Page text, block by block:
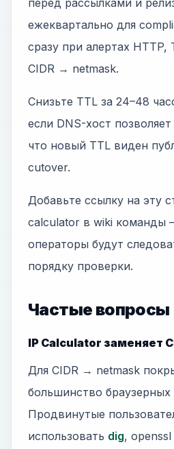
перед рассылками и
ежеквартально для
сразу при алертах HTTP,
CIDR → netmask.
Снизьте TTL за 24–48
если DNS-хост
что новый TTL виден
cutover.
Добавьте ссылку на эту
calculator в wiki команды
операторы будут
порядку проверки.
Частые вопросы
IP Calculator заменяет
Для CIDR → netmask
большинство браузерных
Продвинутые
использовать dig, openssl